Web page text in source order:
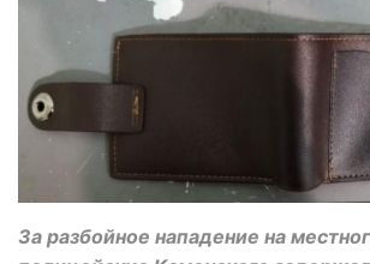
За разбойное нападение на